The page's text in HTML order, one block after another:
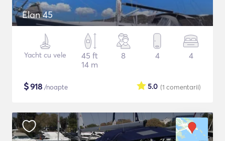
Elan 45
Yacht cu vele
45 ft
14 m
8 4 4
$918 /noapte (1 comentarii)
5.0